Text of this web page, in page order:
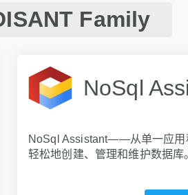
Family
NoSql
NoSql Assistant——从单一应用
轻松地创建、管理和维护数据库